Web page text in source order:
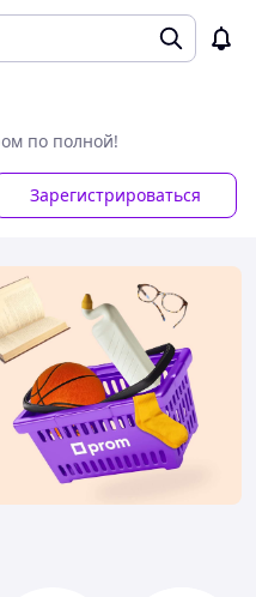
по полной!
Зарегистрироваться